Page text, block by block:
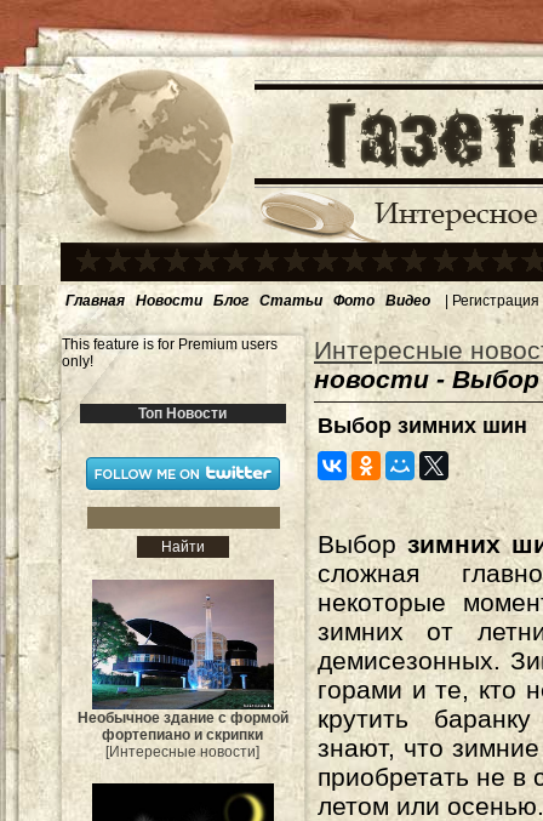
Главная Новости Блог Статьи Фото Видео | Регистрация
This feature is for Premium users
only!
Топ Новости
Необычное здание с формой
фортепиано и скрипки
[Интересные новости]
Интересные
новости -
Выбор зимних шин
Выборзимних
сложная
некоторые
зимних от
демисезонных.
горами и те, кто
крутить
знают, что
приобретать не в
летом или осенью.